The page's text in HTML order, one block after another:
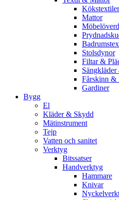
Kökstextiler
Mattor
Stolsdynor
Filtar &
Fårskinn &
Gardiner
Bygg
El
Kläder & Skydd
Mätinstrument
Tejp
Vatten och sanitet
Verktyg
Bitssatser
Handverktyg
Hammare
Knivar